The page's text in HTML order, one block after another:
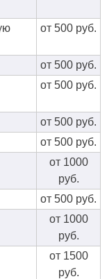
от 500 руб.
от 500 руб.
от 500 руб.
от 500 руб.
от 500 руб.
от 1000
руб.
от 500 руб.
от 1000
руб.
от 1500
руб.